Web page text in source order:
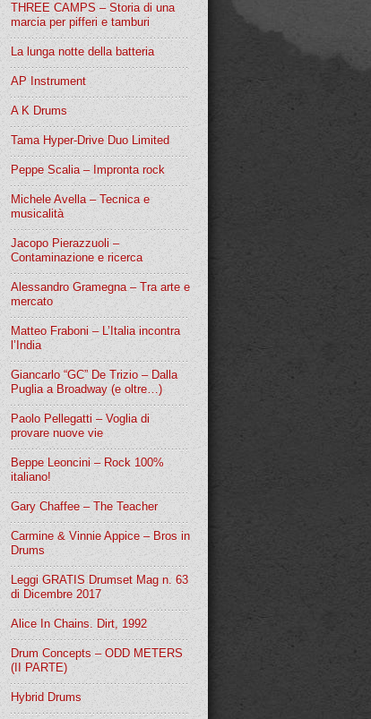
THREE CAMPS – Storia di una
marcia per pifferi e tamburi
La lunga notte della batteria
AP Instrument
A K Drums
Tama Hyper-Drive Duo Limited
Peppe Scalia – Impronta rock
Michele Avella – Tecnica e
musicalità
Jacopo Pierazzuoli –
Contaminazione e ricerca
Alessandro Gramegna – Tra arte e
mercato
Matteo Fraboni – L’Italia incontra
l’India
Giancarlo “GC” De Trizio – Dalla
Puglia a Broadway (e oltre…)
Paolo Pellegatti – Voglia di
provare nuove vie
Beppe Leoncini – Rock 100%
italiano!
Gary Chaffee – The Teacher
Carmine & Vinnie Appice – Bros in
Drums
Leggi GRATIS Drumset Mag n. 63
di Dicembre 2017
Alice In Chains. Dirt, 1992
Drum Concepts – ODD METERS
(II PARTE)
Hybrid Drums